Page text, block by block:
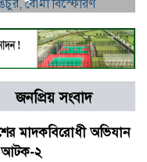
জনপ্রিয় সংবাদ
মাদকবিরোধী অভিযান
আটক-২